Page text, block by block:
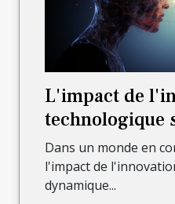
L'impact de
technologique
dynamique de
Dans un monde en
l'impact de
dynamique...